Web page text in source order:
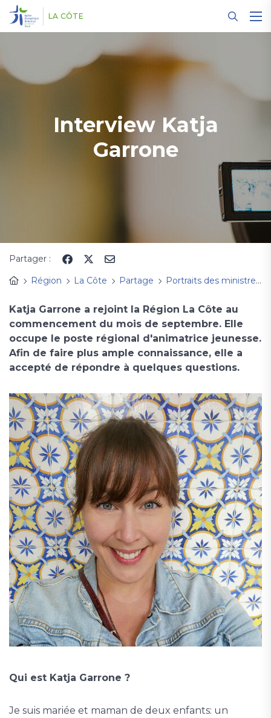
LA CÔTE
Interview Katja
Garrone
Partager :
Région
La Côte Partage Portraits des ministres
Katja Garrone a rejoint la Région La Côte au
commencement du mois de septembre. Elle
occupe le poste régional d'animatrice jeunesse.
Afin de faire plus ample connaissance, elle a
accepté de répondre à quelques questions.
Qui est Katja Garrone ?
Je suis mariée et maman de deux enfants: un
Panneau de gestion des cookies